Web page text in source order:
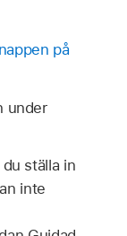
på
under
ställa in
inte